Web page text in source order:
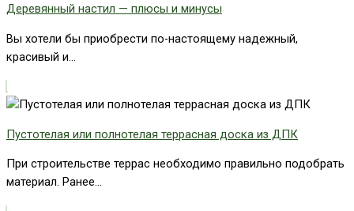
Деревянный настил — плюсы и минусы
Вы хотели бы приобрести по-настоящему надежный,
красивый и...
Пустотелая или полнотелая террасная доска из ДПК
При строительстве террас необходимо правильно подобрать
материал. Ранее...